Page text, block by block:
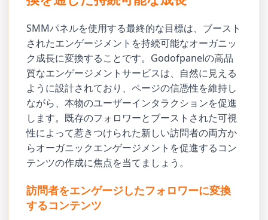
SMMパネルを使用する最終的な目標は、ブースト
されたエンゲージメントを持続可能なオーガニッ
ク成長に変換することです。Godofpanelの高品
質なエンゲージメントサービスは、自然に見える
ように設計されており、ページの信憑性を維持し
ながら、本物のユーザーインタラクションを促進
します。既存のフォロワーとブーストされた可視
性によって惹きつけられた新しい訪問者の両方か
らオーガニックエンゲージメントを促進するコン
テンツの作成に焦点を当てましょう。
訪問者をエンゲージしたフォロワーに変換
するコンテンツ